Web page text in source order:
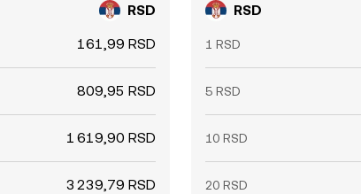
RSD
161,99 RSD
809,95 RSD
1 619,90 RSD
3 239,79 RSD
RSD
1 RSD
5 RSD
10 RSD
20 RSD